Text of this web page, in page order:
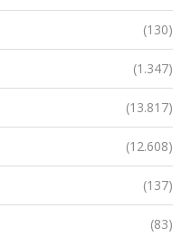
(130)
(1.347)
(13.817)
(12.608)
(137)
(83)